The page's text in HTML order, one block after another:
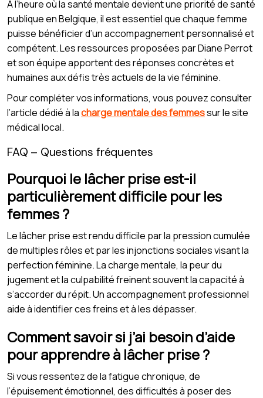
À l’heure où la santé mentale devient une priorité de santé
publique en Belgique, il est essentiel que chaque femme
puisse bénéficier d’un accompagnement personnalisé et
compétent. Les ressources proposées par Diane Perrot
et son équipe apportent des réponses concrètes et
humaines aux défis très actuels de la vie féminine.
Pour compléter vos informations, vous pouvez consulter
l’article dédié à lacharge mentale des femmessur le site
médical local.
FAQ – Questions fréquentes
Pourquoi le lâcher prise est-il
particulièrement difficile pour les
femmes ?
Le lâcher prise est rendu difficile par la pression cumulée
de multiples rôles et par les injonctions sociales visant la
perfection féminine. La charge mentale, la peur du
jugement et la culpabilité freinent souvent la capacité à
s’accorder du répit. Un accompagnement professionnel
aide à identifier ces freins et à les dépasser.
Comment savoir si j’ai besoin d’aide
pour apprendre à lâcher prise ?
Si vous ressentez de la fatigue chronique, de
l’épuisement émotionnel, des difficultés à poser des